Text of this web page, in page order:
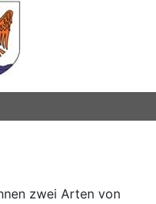
zwei Arten von